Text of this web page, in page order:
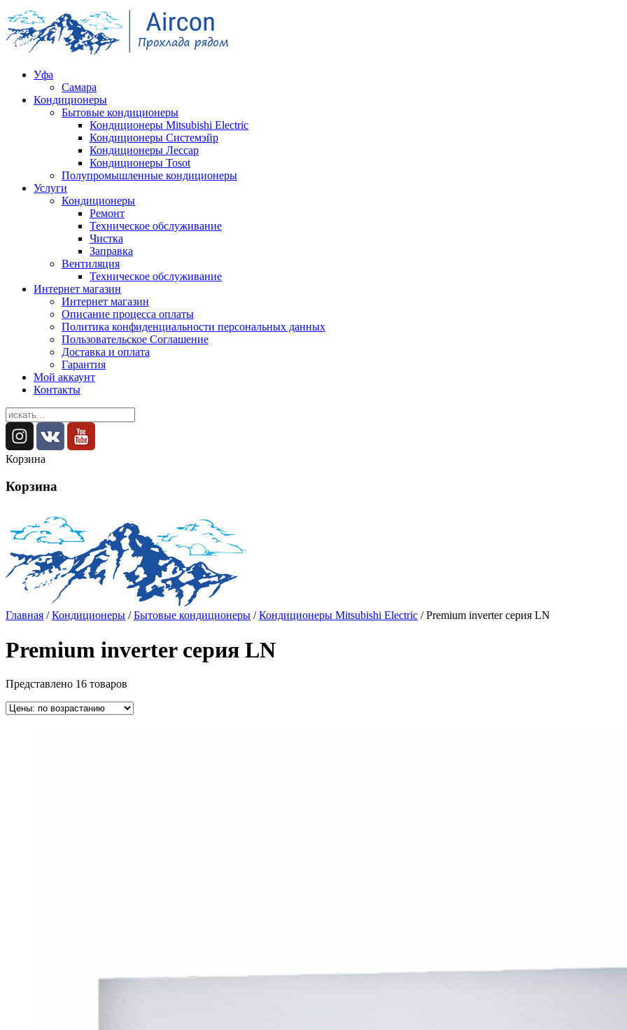
Уфа
Самара
Кондиционеры
Бытовые кондиционеры
Кондиционеры Mitsubishi Electric
Кондиционеры Системэйр
Кондиционеры Лессар
Кондиционеры Tosot
Полупромышленные кондиционеры
Услуги
Кондиционеры
Ремонт
Техническое обслуживание
Чистка
Заправка
Вентиляция
Техническое обслуживание
Интернет магазин
Интернет магазин
Описание процесса оплаты
Политика конфиденциальности персональных данных
Пользовательское Соглашение
Доставка и оплата
Гарантия
Мой аккаунт
Контакты
Корзина
Корзина
Главная /Кондиционеры /Бытовые кондиционеры /Кондиционеры Mitsubishi Electric / Premium inverter серия LN
Premium inverter серия LN
Представлено 16 товаров